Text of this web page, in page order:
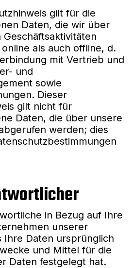
gilt für die
Daten, die wir über
als auch offline, d.
mit Vertrieb und
und
sowie
Dieser
gilt nicht für
Daten, die über unsere
werden; dies
in Bezug auf Ihre
unserer
Ihre Daten ursprünglich
und Mittel für die
Daten festgelegt hat.